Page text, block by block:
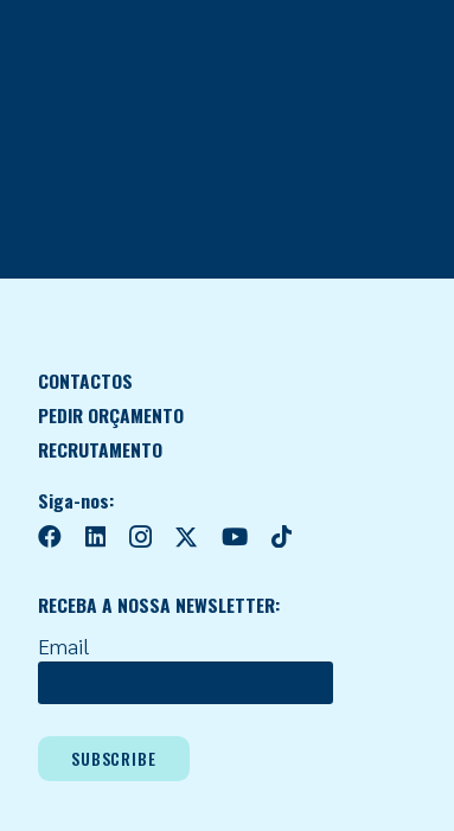
CONTACTOS
PEDIR ORÇAMENTO
RECRUTAMENTO
Siga-nos:
RECEBA A NOSSA NEWSLETTER:
Email